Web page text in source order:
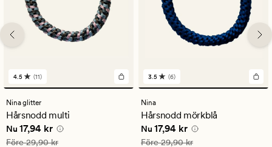
11
omdömen
med
ett
genomsnittligt
betyg
på
4.5 (11)
Nina glitter
Hårsnodd multi
Nuvarande pris
Nu 17,94 kr
Ordinarie pris
Före29,90 kr
6
omdömen
med
ett
genomsnittligt
betyg
på
3.5 (6)
Nina
Hårsnodd mörkblå
Nuvarande pris
Nu 17,94 kr
Ordinarie pris
Före29,90 kr